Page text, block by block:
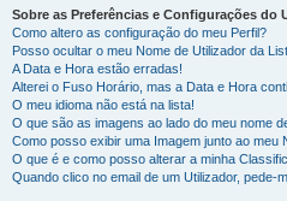
Sobre as Preferências e Configurações do
Como altero as configuração do meu Perfil?
Posso ocultar o meu Nome de Utilizador da
A Data e Hora estão erradas!
Alterei o Fuso Horário, mas a Data e Hora
O meu idioma não está na lista!
O que são as imagens ao lado do meu nome
Como posso exibir uma Imagem junto ao meu
O que é e como posso alterar a minha
Quando clico no email de um Utilizador, pede-